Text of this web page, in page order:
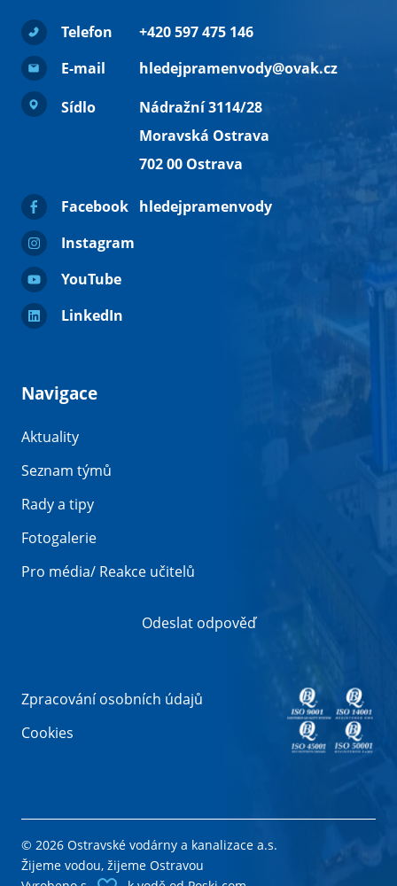
Telefon
+420 597 475 146
E-mail
hledejpramenvody@ovak.cz
Sídlo
Nádražní 3114/28
Moravská Ostrava
702 00 Ostrava
Facebook
hledejpramenvody
Instagram
YouTube
LinkedIn
Navigace
Aktuality
Seznam týmů
Rady a tipy
Fotogalerie
Pro média/ Reakce učitelů
Odeslat odpověď
Zpracování osobních údajů
Cookies
© 2026 Ostravské vodárny a kanalizace a.s.
Žijeme vodou, žijeme Ostravou